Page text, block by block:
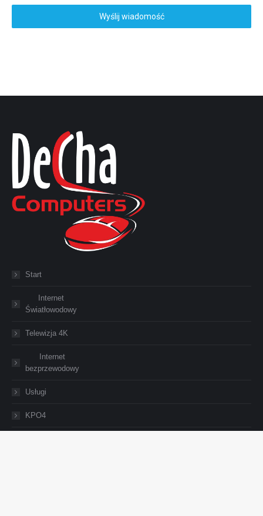
Wyślij wiadomość
Start
Internet
Światłowodowy
Telewizja 4K
Internet
bezprzewodowy
Usługi
KPO4